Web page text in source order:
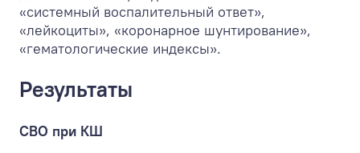
«системный воспалительный ответ»,
«лейкоциты», «коронарное шунтирование»,
«гематологические индексы».
Результаты
СВО при КШ